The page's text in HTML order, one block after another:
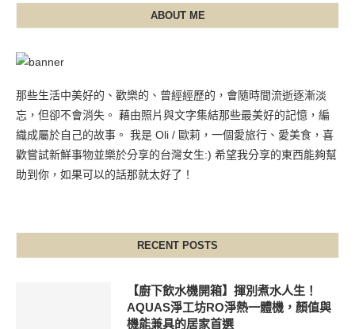
ABOUT ME
那些生活中美好的、歡樂的、曾經經歷的，會隨時間流逝逐漸淡
忘，但卻不會消失。 藉由照片與文字集結那些最美好的記憶，編
織成屬於自己的故事。 我是 Oli / 歐莉，一個愛旅行、愛美食，喜
歡嘗試新鮮事物並樂於分享的台灣女生:) 希望我分享的東西能夠幫
助到你，如果可以的話那就太好了！
RECENT POSTS
【廚下飲水機開箱】揮別煮水人生！
AQUAS淨工坊RO淨熱一體機，顏值與
機能兼具的居家首選